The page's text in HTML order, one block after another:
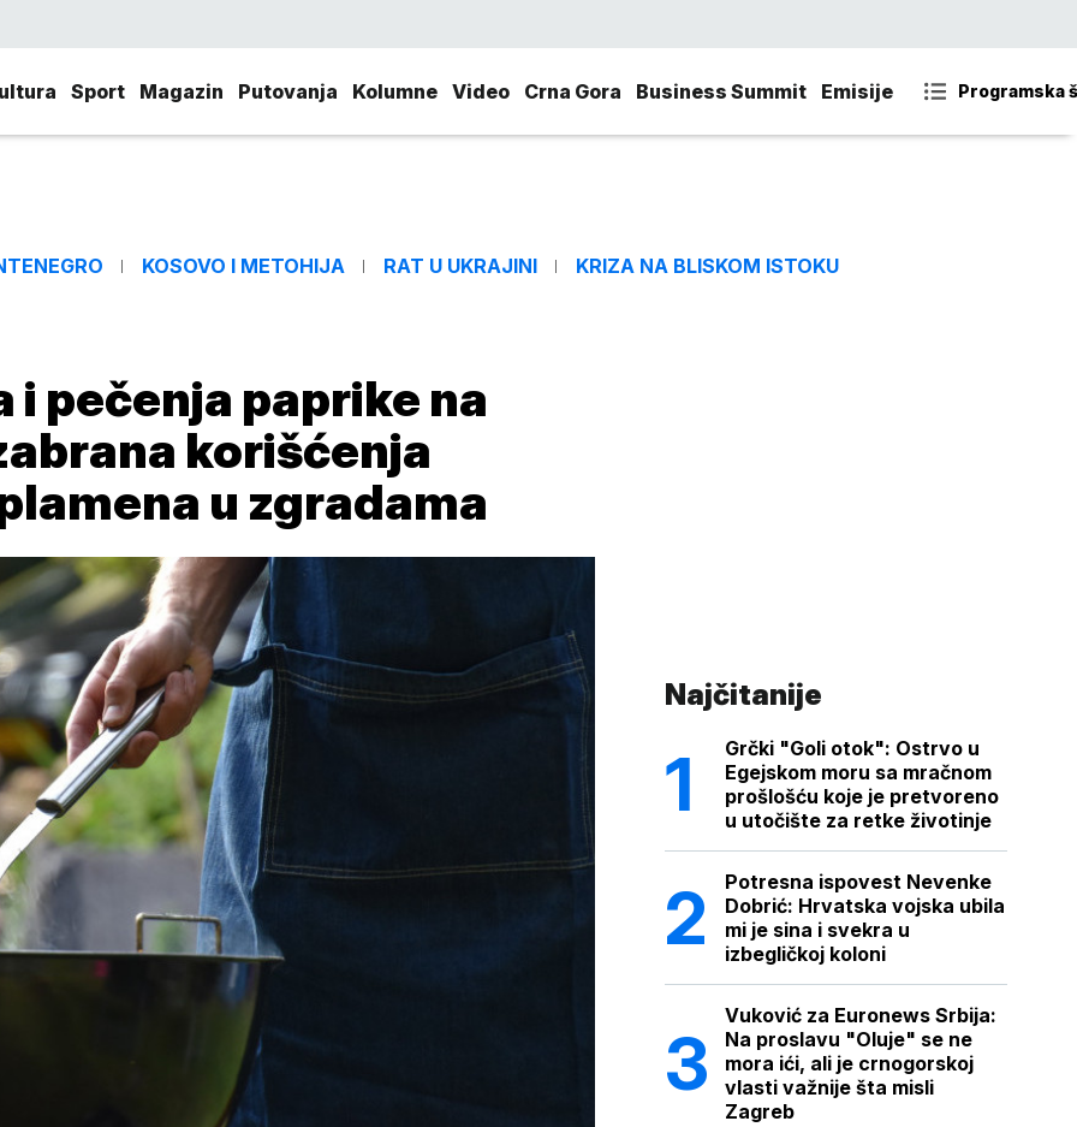
Sport Magazin Putovanja Kolumne Video Crna Gora Business Summit Emisije Programska
KOSOVO I METOHIJA RAT U UKRAJINI KRIZA NA BLISKOM ISTOKU
pečenja paprike na
korišćenja
u zgradama
Najčitanije
Grčki "Goli otok": Ostrvo u
Egejskom moru sa mračnom
prošlošću koje je pretvoreno
u utočište za retke životinje
Potresna ispovest Nevenke
Dobrić: Hrvatska vojska ubila
mi je sina i svekra u
izbegličkoj koloni
Vuković za Euronews Srbija:
Na proslavu "Oluje" se ne
mora ići, ali je crnogorskoj
vlasti važnije šta misli
Zagreb